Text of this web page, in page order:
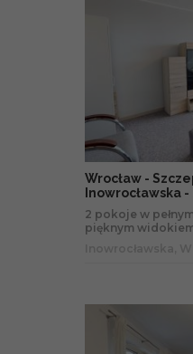
Wrocław -
Inowrocławska
2 pokoje w
pięknym